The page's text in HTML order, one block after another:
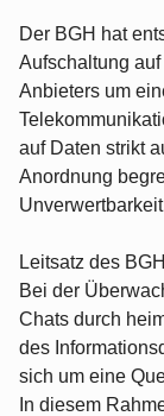
Der BGH hat
Aufschaltung
Anbieters um
auf Daten strikt
Anordnung
Leitsatz des
Bei der
Chats durch
des
sich um eine
In diesem